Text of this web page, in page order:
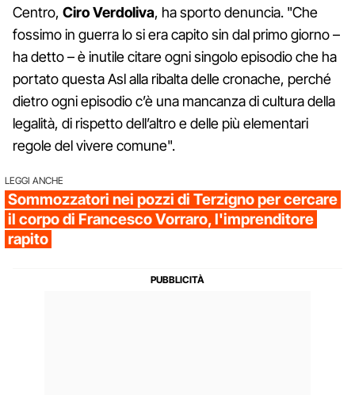
Centro, Ciro Verdoliva, ha sporto denuncia. "Che
fossimo in guerra lo si era capito sin dal primo giorno –
ha detto – è inutile citare ogni singolo episodio che ha
portato questa Asl alla ribalta delle cronache, perché
dietro ogni episodio c’è una mancanza di cultura della
legalità, di rispetto dell’altro e delle più elementari
regole del vivere comune".
LEGGI ANCHE
Sommozzatori nei pozzi di Terzigno per cercare
il corpo di Francesco Vorraro, l'imprenditore
rapito